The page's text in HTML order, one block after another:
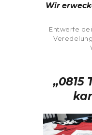
Wir
Entwerfe
„0815